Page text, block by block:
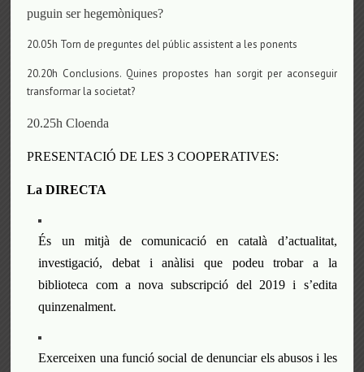
puguin ser hegemòniques?
20.05h Torn de preguntes del públic assistent a les ponents
20.20h Conclusions. Quines propostes han sorgit per aconseguir
transformar la societat?
20.25h Cloenda
PRESENTACIÓ DE LES 3 COOPERATIVES:
La DIRECTA
És un mitjà de comunicació en català d’actualitat,
investigació, debat i anàlisi que podeu trobar a la
biblioteca com a nova subscripció del 2019 i s’edita
quinzenalment.
Exerceixen unafunció social de denunciar els abusos i les